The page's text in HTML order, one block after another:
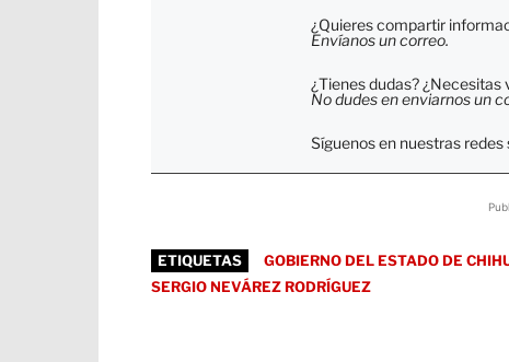
¿Quieres compartir
Envíanos un correo.
¿Tienes dudas?
No dudes en enviarnos un
Síguenos en nuestras redes
ETIQUETAS GOBIERNO DEL ESTADO DE
SERGIO NEVÁREZ RODRÍGUEZ